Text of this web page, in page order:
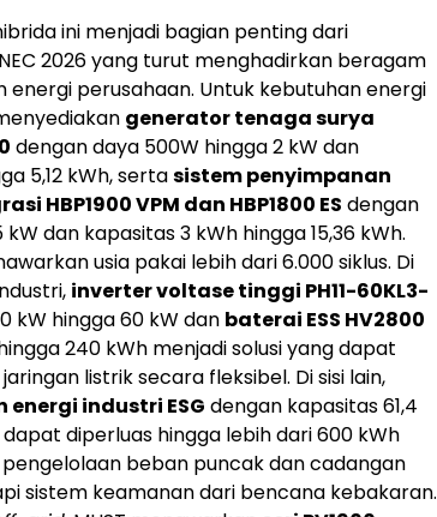
ini menjadi bagian penting dari
2026 yang turut menghadirkan beragam
energi perusahaan. Untuk kebutuhan energi
generator tenaga surya
dengan daya 500W hingga 2 kW dan
5,12 kWh, sertasistem penyimpanan
HBP1900 VPM dan HBP1800 ES dengan
dan kapasitas 3 kWh hingga 15,36 kWh.
usia pakai lebih dari 6.000 siklus. Di
inverter voltase tinggi PH11-60KL3-
kW hingga 60 kW dan baterai ESS HV2800
240 kWh menjadi solusi yang dapat
listrik secara fleksibel. Di sisi lain,
industri ESG dengan kapasitas 61,4
diperluas hingga lebih dari 600 kWh
beban puncak dan cadangan
sistem keamanan dari bencana kebakaran.